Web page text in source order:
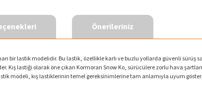
Önerileriniz
bir lastik modelidir. Bu lastik, özellikle karlı ve buzlu yollarda güvenli
Kış lastiği olarak öne çıkan Kormoran Snow Ko, sürücülere zorlu hava
modeli, kış lastiklerinin temel gereksinimlerine tam anlamıyla uyum gösterir